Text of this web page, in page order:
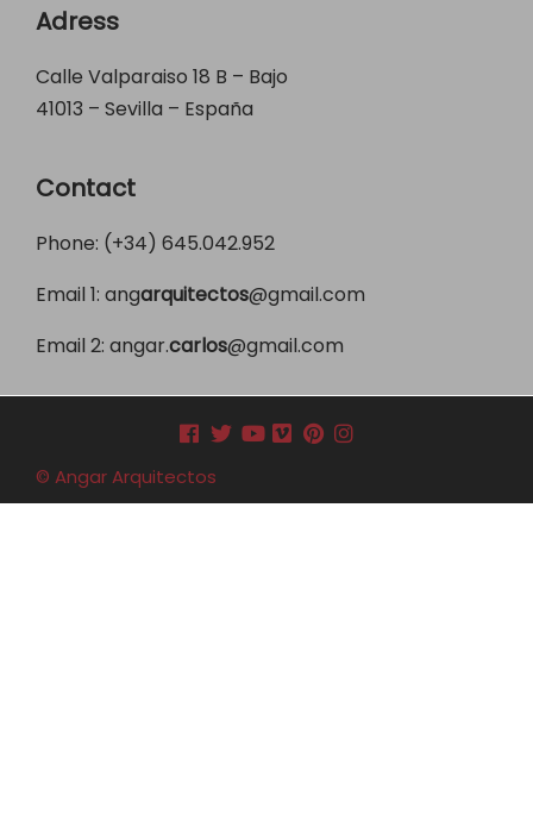
Adress
Calle Valparaiso 18 B – Bajo
41013 – Sevilla – España
Contact
Phone: (+34) 645.042.952
Email 1: angarquitectos@gmail.com
Email 2: angar.carlos@gmail.com
© Angar Arquitectos